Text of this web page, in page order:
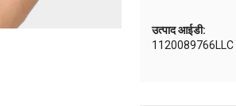
उत्पाद आईडी:
1120089766LLC